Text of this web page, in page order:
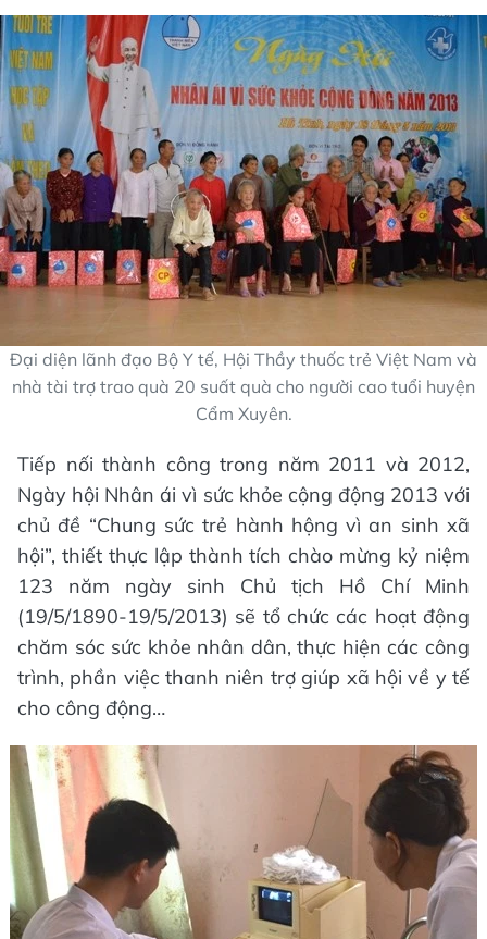
Đại diện lãnh đạo Bộ Y tế, Hội Thầy thuốc trẻ Việt Nam và
nhà tài trợ trao quà 20 suất quà cho người cao tuổi huyện
Cẩm Xuyên.
Tiếp nối thành công trong năm 2011 và 2012,
Ngày hội Nhân ái vì sức khỏe cộng động 2013 với
chủ đề “Chung sức trẻ hành hộng vì an sinh xã
hội”, thiết thực lập thành tích chào mừng kỷ niệm
123 năm ngày sinh Chủ tịch Hồ Chí Minh
(19/5/1890-19/5/2013) sẽ tổ chức các hoạt động
chăm sóc sức khỏe nhân dân, thực hiện các công
trình, phần việc thanh niên trợ giúp xã hội về y tế
cho công động…